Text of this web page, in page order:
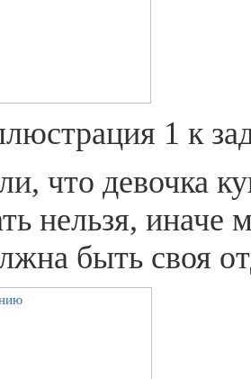
1 к
что де­воч­ка
нель­зя, иначе
быть своя